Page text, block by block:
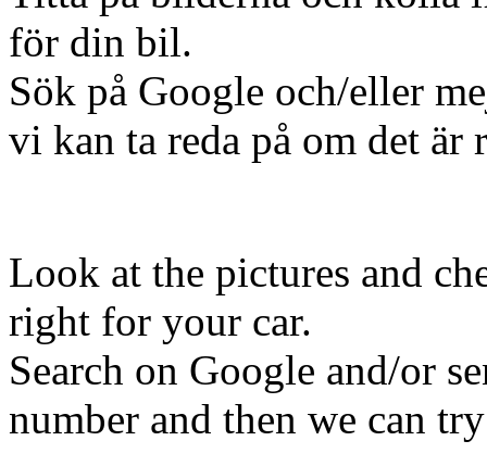
för din bil.
Sök på Google och/eller
vi kan ta reda på om det
Look at the pictures and
right for your car.
Search on Google and/or
number and then we can